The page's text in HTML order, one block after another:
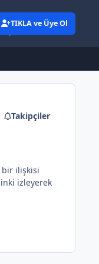
Eylemler
TIKLA ve Üye Ol
Takipçiler
bir ilişkisi
izleyerek